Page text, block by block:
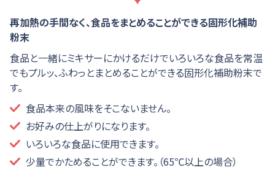
再加熱の手間なく、食品をまとめることができる固形化補助
粉末
食品と一緒にミキサーにかけるだけでいろいろな食品を常温
でもプルッ、ふわっとまとめることができる固形化補助粉末で
す。
食品本来の風味をそこないません。
お好みの仕上がりになります。
いろいろな食品に使用できます。
少量でかためることができます。（65℃以上の場合）